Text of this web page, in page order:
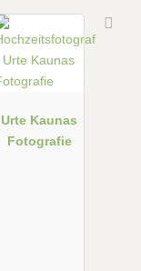
Urte Kaunas
Fotografie